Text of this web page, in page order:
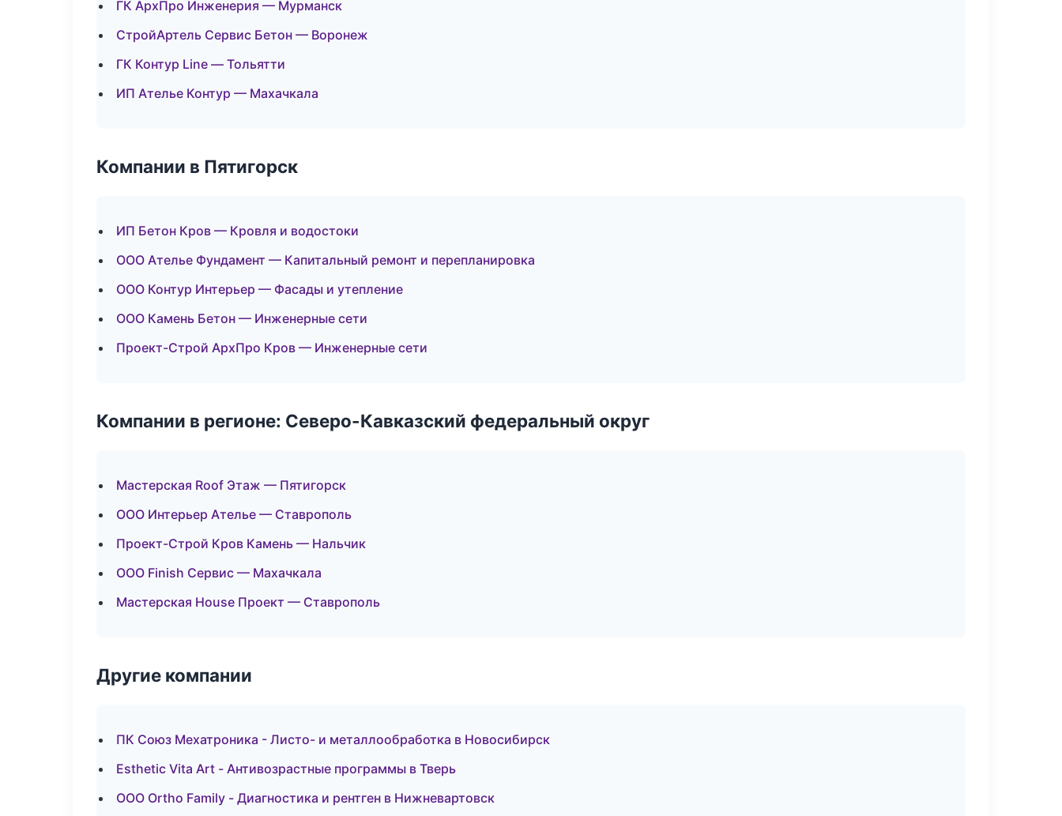
ГК АрхПро Инженерия — Мурманск
СтройАртель Сервис Бетон — Воронеж
ГК Контур Line — Тольятти
ИП Ателье Контур — Махачкала
Компании в Пятигорск
ИП Бетон Кров — Кровля и водостоки
ООО Ателье Фундамент — Капитальный ремонт и перепланировка
ООО Контур Интерьер — Фасады и утепление
ООО Камень Бетон — Инженерные сети
Проект-Строй АрхПро Кров — Инженерные сети
Компании в регионе: Северо-Кавказский федеральный округ
Мастерская Roof Этаж — Пятигорск
ООО Интерьер Ателье — Ставрополь
Проект-Строй Кров Камень — Нальчик
ООО Finish Сервис — Махачкала
Мастерская House Проект — Ставрополь
Другие компании
ПК Союз Мехатроника - Листо- и металлообработка в Новосибирск
Esthetic Vita Art - Антивозрастные программы в Тверь
ООО Ortho Family - Диагностика и рентген в Нижневартовск